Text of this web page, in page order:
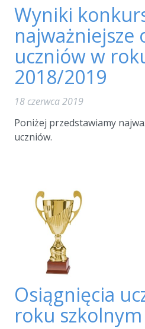
Wyniki
najważniejsze
uczniów w
2018/2019
18 czerwca 2019
Poniżej przedstawiamy
uczniów.
Osiągnięcia
roku